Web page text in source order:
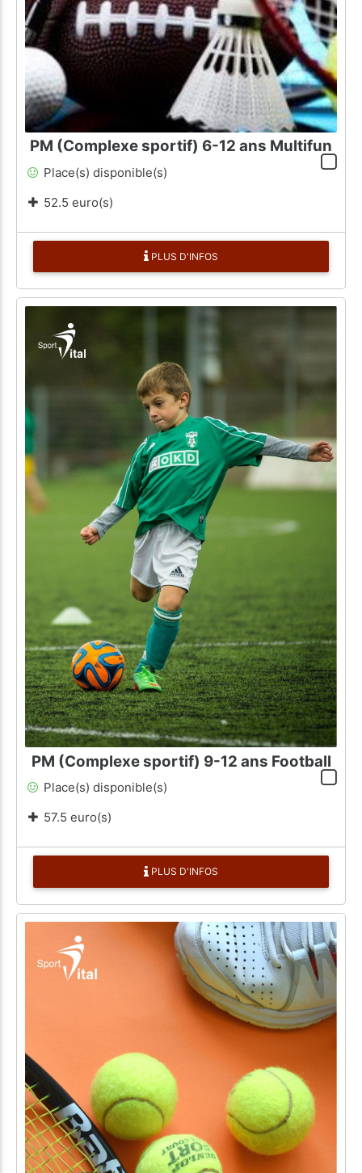
PM (Complexe sportif) 6-12 ans Multifun
Place(s) disponible(s)
52.5 euro(s)
PLUS D'INFOS
PM (Complexe sportif) 9-12 ans Football
Place(s) disponible(s)
57.5 euro(s)
PLUS D'INFOS